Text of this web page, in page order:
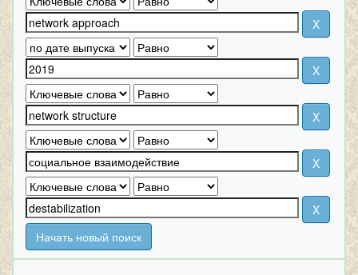
Начать новый поиск